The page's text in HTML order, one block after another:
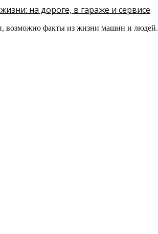
на дороге, в гараже и сервисе
возможно факты из жизни машин и людей.